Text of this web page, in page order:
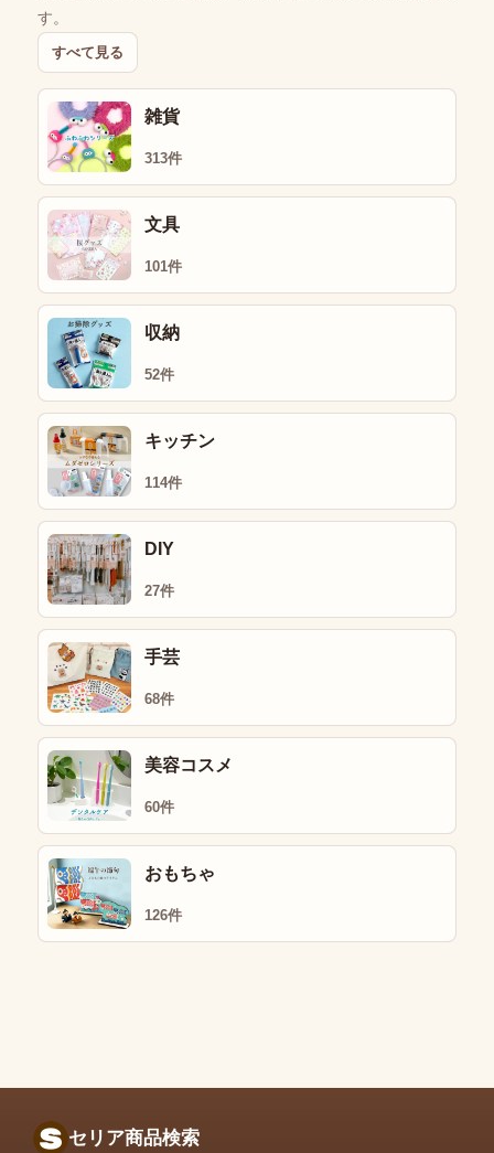
す。
すべて見る
雑貨
313件
文具
101件
収納
52件
キッチン
114件
DIY
27件
手芸
68件
美容コスメ
60件
おもちゃ
126件
セリア商品検索